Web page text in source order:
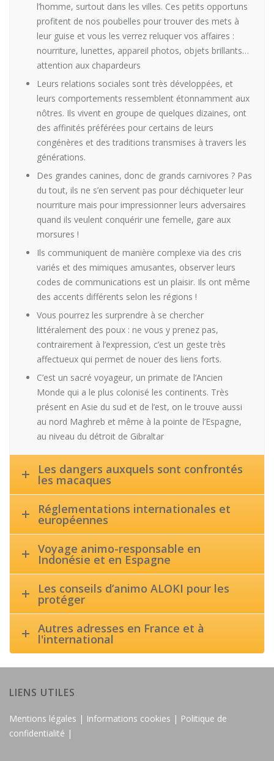
l’homme, surtout dans les villes. Ces petits opportuns
profitent de nos poubelles pour trouver des mets à
leur guise et vous les verrez reluquer vos affaires :
nourriture, lunettes, appareil photos, objets brillants…
attention aux chapardeurs
Leurs relations sociales sont très développées, et
leurs comportements ressemblent étonnamment aux
nôtres. Ils vivent en groupe de quelques dizaines, ont
des affinités préférées pour certains de leurs
congénères et des traditions transmises à travers les
générations.
Des grandes canines, donc de grands carnivores ? Pas
du tout, ils ne s’en servent pas pour déchiqueter leur
nourriture mais pour impressionner leurs adversaires
quand ils veulent conquérir une femelle, gare aux
morsures !
Ils communiquent de manière complexe via des cris
variés et des mimiques amusantes, observer leurs
codes de communications est un plaisir. Ils ont même
des accents différents selon les régions !
Vous pourrez les surprendre à se chercher
littéralement des poux : ne vous y prenez pas,
contrairement à l’expression, c’est un geste très
affectueux qui permet de nouer des liens forts.
C’est un sacré voyageur, un primate de l’Ancien
Monde qui a le plus colonisé les continents. Très
présent en Asie du sud et de l’est, on le trouve aussi
au nord Maghreb et même à la pointe de l’Espagne,
au niveau du détroit de Gibraltar
Les dangers auxquels sont confrontés
les macaques
Réglementations internationales et
européennes
Voyage animo-responsable en
Indonésie et en Espagne
Les conseils d’animo ALOKI pour les
protéger
Autres adresses en France et à
l'international
LIENS UTILES
Mentions légales | Informations cookies | Politique de
confidentialité |